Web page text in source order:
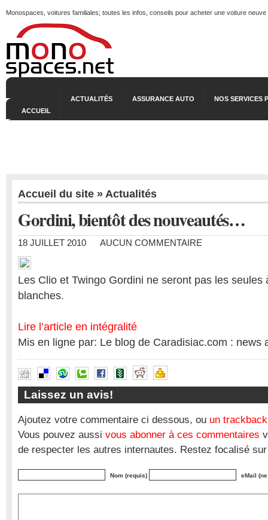
Monospaces, voitures familiales; toutes les infos, conseils pour acheter une voiture
ACCUEIL
ACTUALITÉS ASSURANCE AUTO NOS SERVICES
Accueil du site » Actualités
Gordini, bientôt des nouveautés…
18 JUILLET 2010 AUCUN COMMENTAIRE
Les Clio et Twingo Gordini ne seront pas les seules
blanches.
Lire l’article en intégralité
Mis en ligne par: Le blog de Caradisiac.com : news
Laissez un avis!
Ajoutez votre commentaire ci dessous, ou un trackback
Vous pouvez aussi vous abonner à ces commentaires
de respecter les autres internautes. Restez focalisé
Nom (requis) eMail